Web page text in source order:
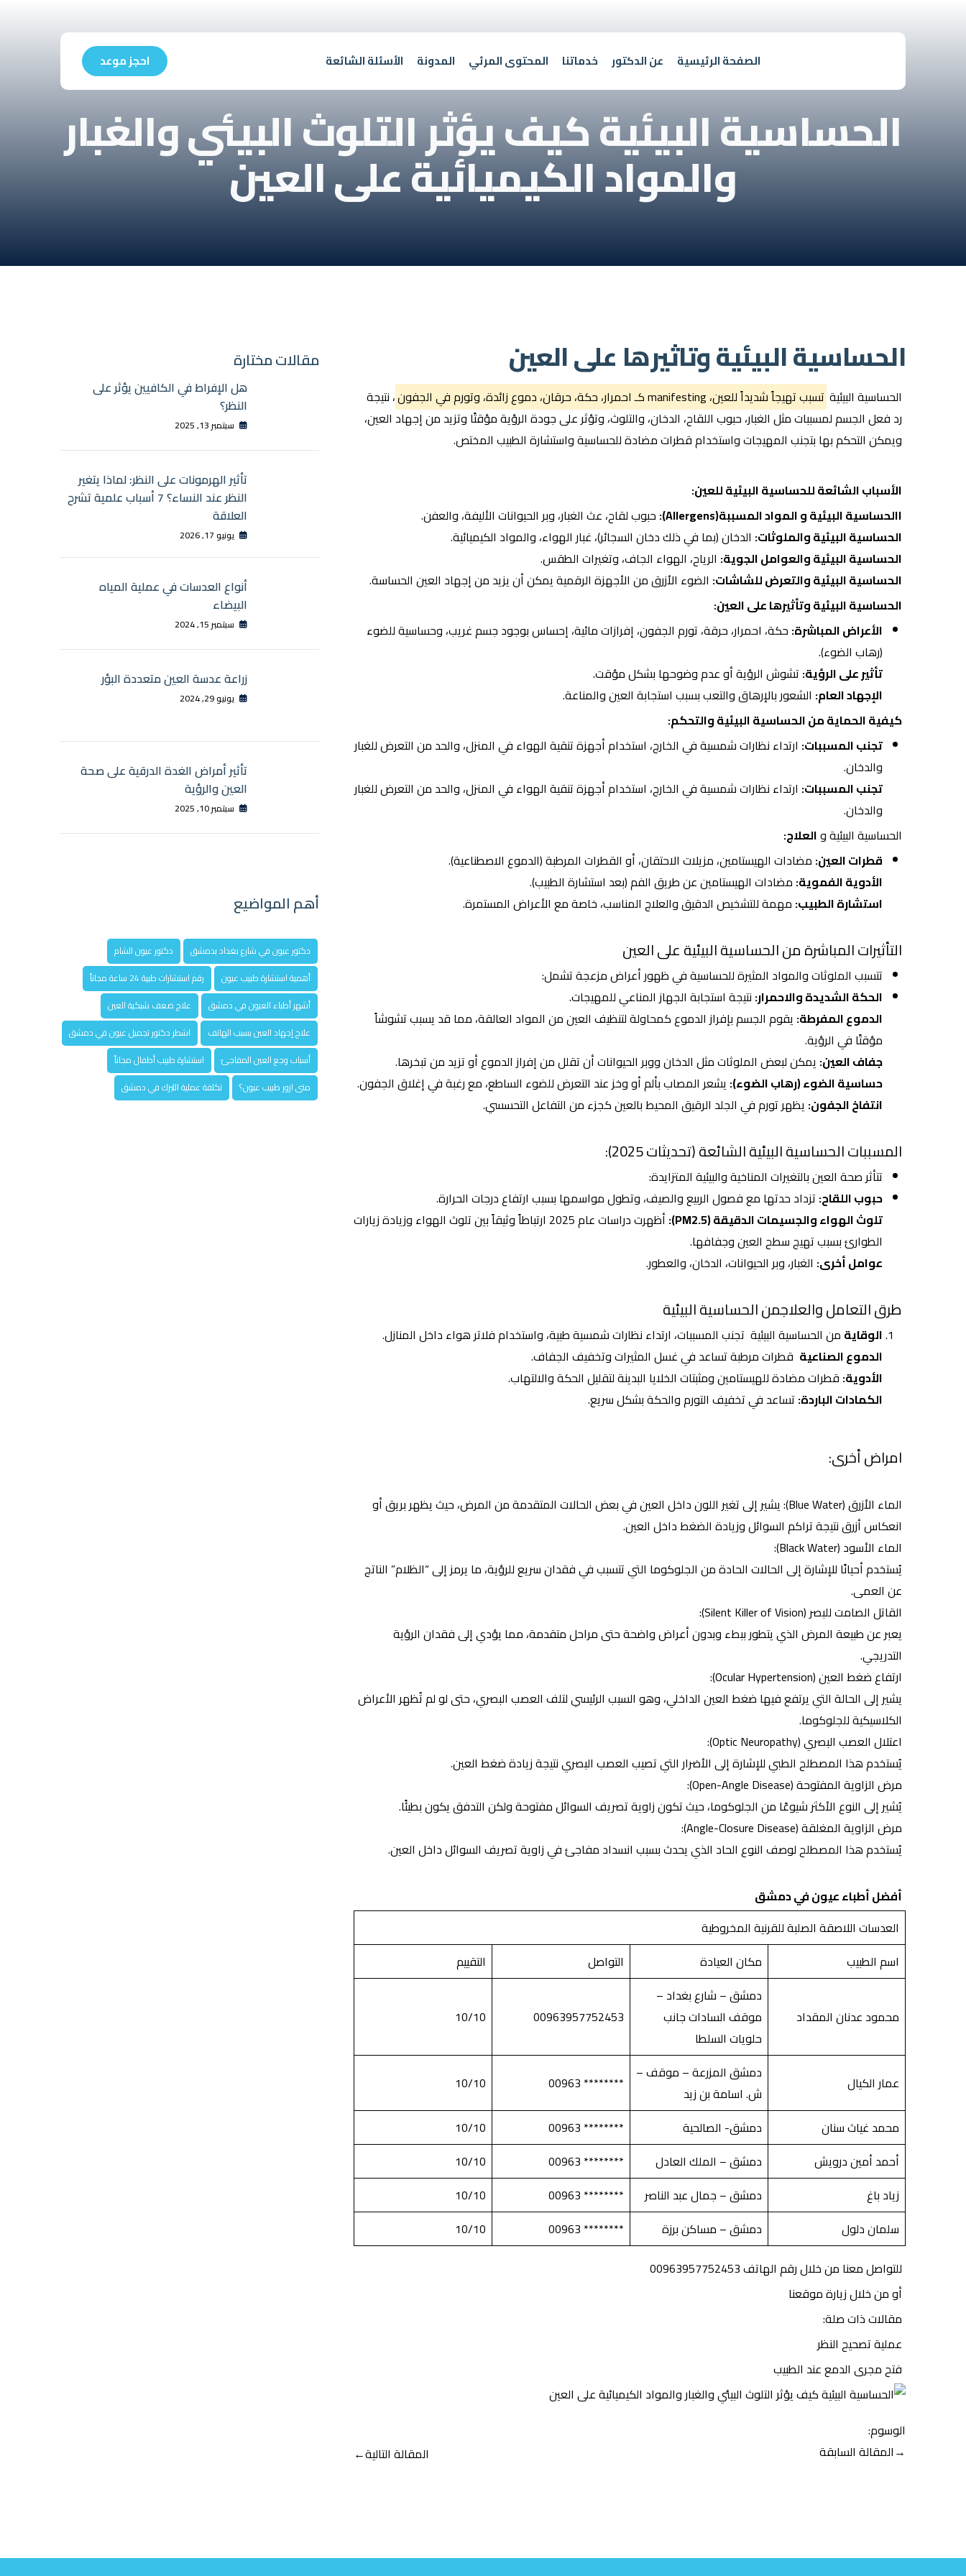
الصفحة الرئيسية عن الدكتور خدماتنا المحتوى المرئي المدونة الأسئلة الشائعة احجز موعد
الحساسية البيئية كيف يؤثر التلوث البيئي والغبار
والمواد الكيميائية على العين
الحساسية البيئية وتاثيرها على العين
الحساسية البيئية تسبب تهيجاً شديداً للعين، manifesting كـ احمرار، حكة، حرقان، دموع زائدة، وتورم في الجفون
، نتيجة
رد فعل الجسم لمسببات مثل الغبار، حبوب اللقاح، الدخان، والتلوث، وتؤثر على جودة الرؤية مؤقتًا وتزيد من إجهاد العين،
ويمكن التحكم بها بتجنب المهيجات واستخدام قطرات مضادة للحساسية واستشارة الطبيب المختص.
الأسباب الشائعة للحساسية البيئية للعين:
االحساسية البيئية و المواد المسببة(Allergens):
حبوب لقاح، عث الغبار، وبر الحيوانات الأليفة، والعفن.
الحساسية البيئية والملوثات: الدخان (بما في ذلك دخان السجائر)، غبار الهواء، والمواد الكيميائية.
الحساسية البيئية والعوامل الجوية: الرياح، الهواء الجاف، وتغيرات الطقس.
الحساسية البيئية والتعرض للشاشات: الضوء الأزرق من الأجهزة الرقمية يمكن أن يزيد من إجهاد العين الحساسة.
الحساسية البيئية وتأثيرها على العين:
الأعراض المباشرة: حكة، احمرار، حرقة، تورم الجفون، إفرازات مائية، إحساس بوجود جسم غريب، وحساسية للضوء
(رهاب الضوء).
تأثير على الرؤية: تشوش الرؤية أو عدم وضوحها بشكل مؤقت.
الإجهاد العام: الشعور بالإرهاق والتعب بسبب استجابة العين والمناعة.
كيفية الحماية من الحساسية البيئية والتحكم:
تجنب المسببات: ارتداء نظارات شمسية في الخارج، استخدام أجهزة تنقية الهواء في المنزل، والحد من التعرض للغبار
والدخان.
تجنب المسببات: ارتداء نظارات شمسية في الخارج، استخدام أجهزة تنقية الهواء في المنزل، والحد من التعرض للغبار
والدخان.
الحساسية البيئية والعلاج:
قطرات العين: مضادات الهيستامين، مزيلات الاحتقان، أو القطرات المرطبة (الدموع الاصطناعية).
الأدوية الفموية: مضادات الهيستامين عن طريق الفم (بعد استشارة الطبيب).
استشارة الطبيب: مهمة للتشخيص الدقيق والعلاج المناسب، خاصة مع الأعراض المستمرة.
التأثيرات المباشرة من الحساسية البيئية على العين
تتسبب الملوثات والمواد المثيرة للحساسية في ظهور أعراض مزعجة تشمل:
الحكة الشديدة والاحمرار: نتيجة استجابة الجهاز المناعي للمهيجات.
الدموع المفرطة: يقوم الجسم بإفراز الدموع كمحاولة لتنظيف العين من المواد العالقة، مما قد يسبب تشوشاً
مؤقتًا في الرؤية.
جفاف العين: يمكن لبعض الملوثات مثل الدخان ووبر الحيوانات أن تقلل من إفراز الدموع أو تزيد من تبخرها.
حساسية الضوء (رهاب الضوء): يشعر المصاب بألم أو وخز عند التعرض للضوء الساطع، مع رغبة في إغلاق الجفون.
انتفاخ الجفون: يظهر تورم في الجلد الرقيق المحيط بالعين كجزء من التفاعل التحسسي.
المسببات الحساسية البيئية الشائعة (تحديثات 2025):
تتأثر صحة العين بالتغيرات المناخية والبيئية المتزايدة:
حبوب اللقاح: تزداد حدتها مع فصول الربيع والصيف، وتطول مواسمها بسبب ارتفاع درجات الحرارة.
تلوث الهواء والجسيمات الدقيقة (PM2.5):
أظهرت دراسات عام 2025 ارتباطاً وثيقاً بين تلوث الهواء وزيادة زيارات
الطوارئ بسبب تهيج سطح العين وجفافها.
عوامل أخرى: الغبار، وبر الحيوانات، الدخان، والعطور.
طرق التعامل والعلاجمن الحساسية البيئية
الوقاية من الحساسية البيئية تجنب المسببات، ارتداء نظارات شمسية طبية، واستخدام فلاتر هواء داخل المنازل.
الدموع الصناعية قطرات مرطبة تساعد في غسل المثيرات وتخفيف الجفاف.
الأدوية: قطرات مضادة للهيستامين ومثبتات الخلايا البدينة لتقليل الحكة والالتهاب.
الكمادات الباردة: تساعد في تخفيف التورم والحكة بشكل سريع.
امراض أخرى:
الماء الأزرق (Blue Water): يشير إلى تغير اللون داخل العين في بعض الحالات المتقدمة من المرض، حيث يظهر بريق أو
انعكاس أزرق نتيجة تراكم السوائل وزيادة الضغط داخل العين.
الماء الأسود (Black Water):
يُستخدم أحيانًا للإشارة إلى الحالات الحادة من الجلوكوما التي تتسبب في فقدان سريع للرؤية، ما يرمز إلى “الظلام” الناتج
عن العمى.
القاتل الصامت للبصر(Silent Killer of Vision):
يعبر عن طبيعة المرض الذي يتطور ببطء وبدون أعراض واضحة حتى مراحل متقدمة، مما يؤدي إلى فقدان الرؤية
التدريجي.
ارتفاع ضغط العين (Ocular Hypertension):
يشير إلى الحالة التي يرتفع فيها ضغط العين الداخلي، وهو السبب الرئيسي لتلف العصب البصري، حتى لو لم تُظهر الأعراض
الكلاسيكية للجلوكوما.
اعتلال العصب البصري (Optic Neuropathy):
يُستخدم هذا المصطلح الطبي للإشارة إلى الأضرار التي تصيب العصب البصري نتيجة زيادة ضغط العين.
مرض الزاوية المفتوحة (Open-Angle Disease):
يُشير إلى النوع الأكثر شيوعًا من الجلوكوما، حيث تكون زاوية تصريف السوائل مفتوحة ولكن التدفق يكون بطيئًا.
مرض الزاوية المغلقة (Angle-Closure Disease):
يُستخدم هذا المصطلح لوصف النوع الحاد الذي يحدث بسبب انسداد مفاجئ في زاوية تصريف السوائل داخل العين.
أفضل أطباء عيون في دمشق
العدسات اللاصقة الصلبة للقرنية المخروطية
اسم الطبيب
مكان العيادة التواصل التقييم
محمود عدنان المقداد
دمشق – شارع بغداد –
موقف السادات جانب
حلويات السلطا
00963957752453
10/10
عمار الكيال
دمشق المزرعة – موقف –
ش. اسامة بن زيد
******** 00963
10/10
محمد غياث سنان دمشق- الصالحية ******** 00963
10/10
أحمد أمين درويش
دمشق – الملك العادل ******** 00963
10/10
زياد باغ
دمشق – جمال عبد الناصر ******** 00963
10/10
سلمان دلول
دمشق – مساكن برزة ******** 00963
10/10
للتواصل معنا من خلال رقم الهاتف 00963957752453
أو من خلال زيارة موقعنا
مقالات ذات صلة:
عملية تصحيح النظر
فتح مجرى الدمع عند الطبيب
الوسوم:
تصفّح
→المقالة السابقة المقالة التالية←
مقالات مختارة
هل الإفراط في الكافيين يؤثر على
النظر؟
سبتمبر 13, 2025
تأثير الهرمونات على النظر: لماذا يتغير
النظر عند النساء؟ 7 أسباب علمية تشرح
العلاقة
يونيو 17, 2026
أنواع العدسات في عملية المياه
البيضاء
سبتمبر 15, 2024
زراعة عدسة العين متعددة البؤر
يونيو 29, 2024
تأثير أمراض الغدة الدرقية على صحة
العين والرؤية
سبتمبر 10, 2025
أهم المواضيع
دكتور عيون في شارع بغداد بدمشق
دكتور عيون الشام
أهمية استشارة طبيب عيون
رقم استشارات طبية 24 ساعة مجاناً
أشهر أطباء العيون في دمشق
علاج ضعف شبكية العين
علاج إجهاد العين بسبب الهاتف
اشطر دكتور تجميل عيون في دمشق
أسباب وجع العين المفاجئ
استشارة طبيب أطفال مجاناً
متى ازور طبيب عيون؟
تكلفة عملية الليزك في دمشق